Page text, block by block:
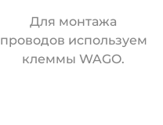
Для монтажа
проводов используем
клеммы WAGO.